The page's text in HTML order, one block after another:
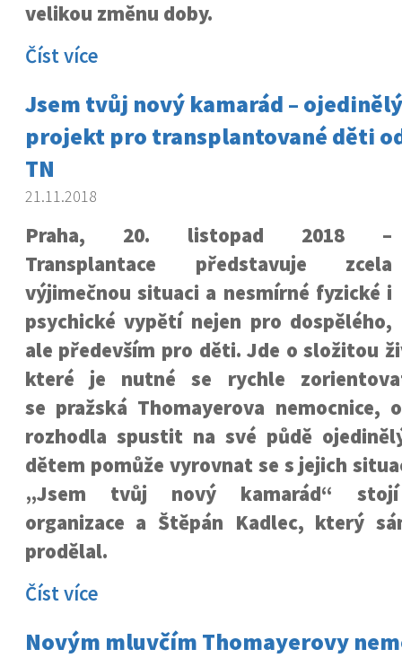
velikou změnu doby.
Číst více
Jsem tvůj nový kamarád –
projekt pro transplantované děti
TN
21.11.2018
Praha, 20. listopad 2018 –
Transplantace představuje zcela
výjimečnou situaci a nesmírné fyzické i
psychické vypětí nejen pro dospělého,
ale především pro děti. Jde o složitou
které je nutné se rychle
se pražská Thomayerova nemocnice,
rozhodla spustit na své půdě
dětem pomůže vyrovnat se s jejich
„Jsem tvůj nový kamarád“ stojí
organizace a Štěpán Kadlec, který
prodělal.
Číst více
Novým mluvčím Thomayerovy